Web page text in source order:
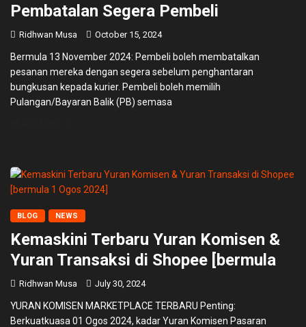
Pembatalan Segera Pembeli
Ridhwan Musa October 15, 2024
Bermula 13 November 2024: Pembeli boleh membatalkan
pesanan mereka dengan segera sebelum penghantaran
bungkusan kepada kurier. Pembeli boleh memilih
Pulangan/Bayaran Balik (PB) semasa
BLOG NEWS
Kemaskini Terbaru Yuran Komisen &
Yuran Transaksi di Shopee [bermula
Ridhwan Musa July 30, 2024
YURAN KOMISEN MARKETPLACE TERBARU Penting:
Berkuatkuasa 01 Ogos 2024, kadar Yuran Komisen Pasaran